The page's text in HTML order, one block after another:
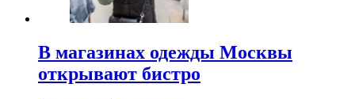
В магазинах одежды Москвы
открывают бистро